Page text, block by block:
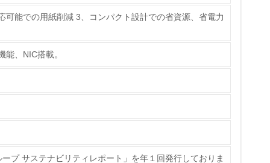
減の取り組みを行っている
減目標や計画を立てている
可能での用紙削減 3、コンパクト設計での省資源、省電力
、NIC搭載。
プ サステナビリティレポート」を年１回発行しておりま